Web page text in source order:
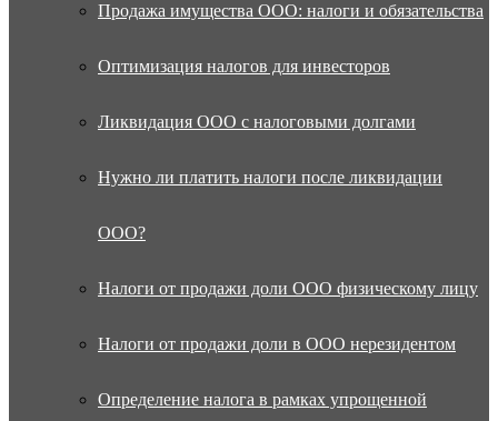
Продажа имущества ООО: налоги и обязательства
Оптимизация налогов для инвесторов
Ликвидация ООО с налоговыми долгами
Нужно ли платить налоги после ликвидации
ООО?
Налоги от продажи доли ООО физическому лицу
Налоги от продажи доли в ООО нерезидентом
Определение налога в рамках упрощенной